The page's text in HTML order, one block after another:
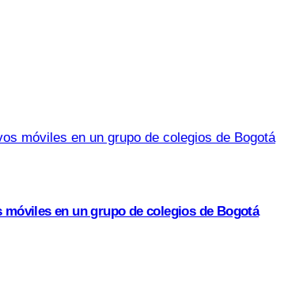
en un grupo de colegios de Bogotá